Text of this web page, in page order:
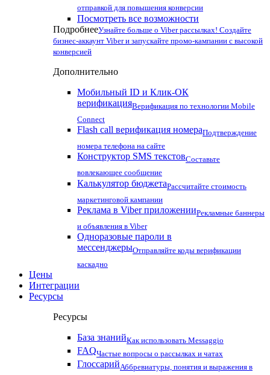
отправкой для повышения конверсии
Посмотреть все возможности
ПодробнееУзнайте больше о Viber рассылках! Создайте
бизнес-аккаунт Viber и запускайте промо-кампании с высокой
конверсией
Дополнительно
Мобильный ID и Клик-ОК
верификацияВерификация по технологии Mobile
Connect
Flash call верификация номераПодтверждение
номера телефона на сайте
Конструктор SMS текстовСоставьте
вовлекающее сообщение
Калькулятор бюджетаРассчитайте стоимость
маркетинговой кампании
Реклама в Viber приложенииРекламные баннеры
и объявления в Viber
Одноразовые пароли в
мессенджерыОтправляйте коды верификации
каскадно
Цены
Интеграции
Ресурсы
Ресурсы
База знанийКак использовать Messaggio
FAQЧастые вопросы о рассылках и чатах
ГлоссарийАббревиатуры, понятия и выражения в